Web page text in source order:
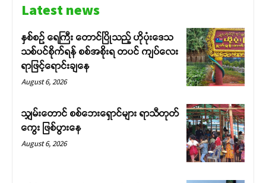
Latest news
နှစ်စဉ် ရေကြီး တောင်ပြိုသည့် ဟိုပုံးဒေသ
သစ်ပင်စိုက်ရန် စစ်အစိုးရ တပင် ကျပ်လေး
ရာဖြင့်ရောင်းချနေ
August 6, 2026
သျှမ်းတောင် စစ်ဘေးရှောင်များ ရာသီတုတ်
ကွေး ဖြစ်ပွားနေ
August 6, 2026